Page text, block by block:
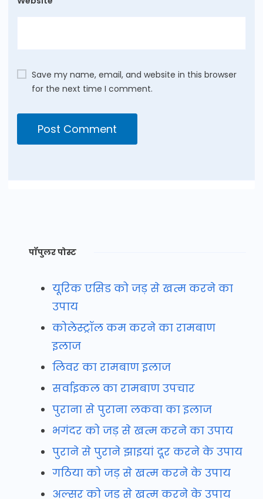
Save my name, email, and website in this browser
for the next time I comment.
पॉपुलर पोस्ट
यूरिक एसिड को जड़ से खत्म करने का
उपाय
कोलेस्ट्रॉल कम करने का रामबाण
इलाज
लिवर का रामबाण इलाज
सर्वाइकल का रामबाण उपचार
पुराना से पुराना लकवा का इलाज
भगंदर को जड़ से खत्म करने का उपाय
पुराने से पुराने झाइयां दूर करने के उपाय
गठिया को जड़ से खत्म करने के उपाय
अल्सर को जड़ से खत्म करने के उपाय